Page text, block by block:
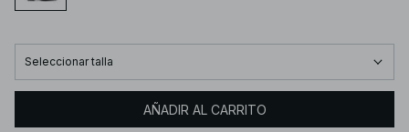
Seleccionar talla
AÑADIR AL CARRITO